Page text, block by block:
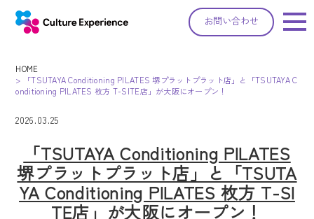
お問い合わせ
HOME
>
「TSUTAYA Conditioning PILATES 堺プラットプラット店」と「TSUTAYA C
onditioning PILATES 枚方 T-SITE店」が大阪にオープン！
2026.03.25
「TSUTAYA Conditioning PILATES
堺プラットプラット店」と「TSUTA
YA Conditioning PILATES 枚方 T-SI
TE店」が大阪にオープン！